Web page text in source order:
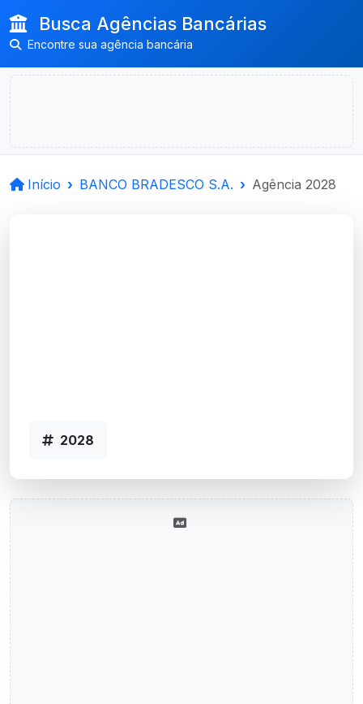
Busca Agências Bancárias
Encontre sua agência bancária
Início BANCO BRADESCO S.A. Agência 2028
2028